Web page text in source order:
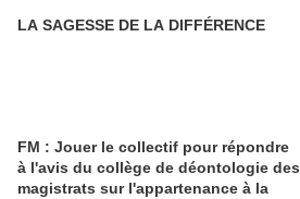
LA SAGESSE DE LA DIFFÉRENCE
FM : Jouer le collectif pour répondre
à l'avis du collège de déontologie des
magistrats sur l'appartenance à la